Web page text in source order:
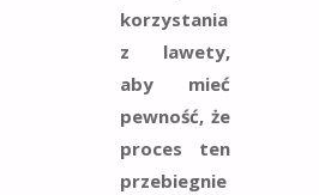
korzystania
z lawety,
aby mieć
pewność, że
proces ten
przebiegnie